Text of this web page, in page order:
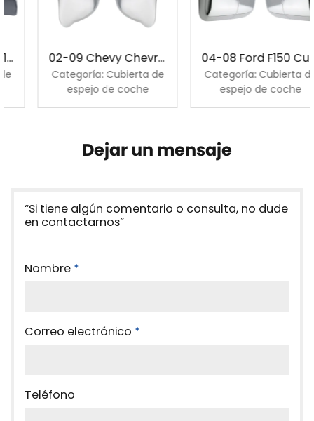
02-09 Chevy Chevrolet Trailblazer GMC Envoy cubierta cromada de espejo
Categoría: Cubierta de
espejo de coche
04-08 Ford F150 Cubierta de espejo cromada
Categoría: Cubierta de
espejo de coche
Dejar un mensaje
“Si tiene algún comentario o consulta, no dude
en contactarnos”
Nombre *
Correo electrónico *
Teléfono